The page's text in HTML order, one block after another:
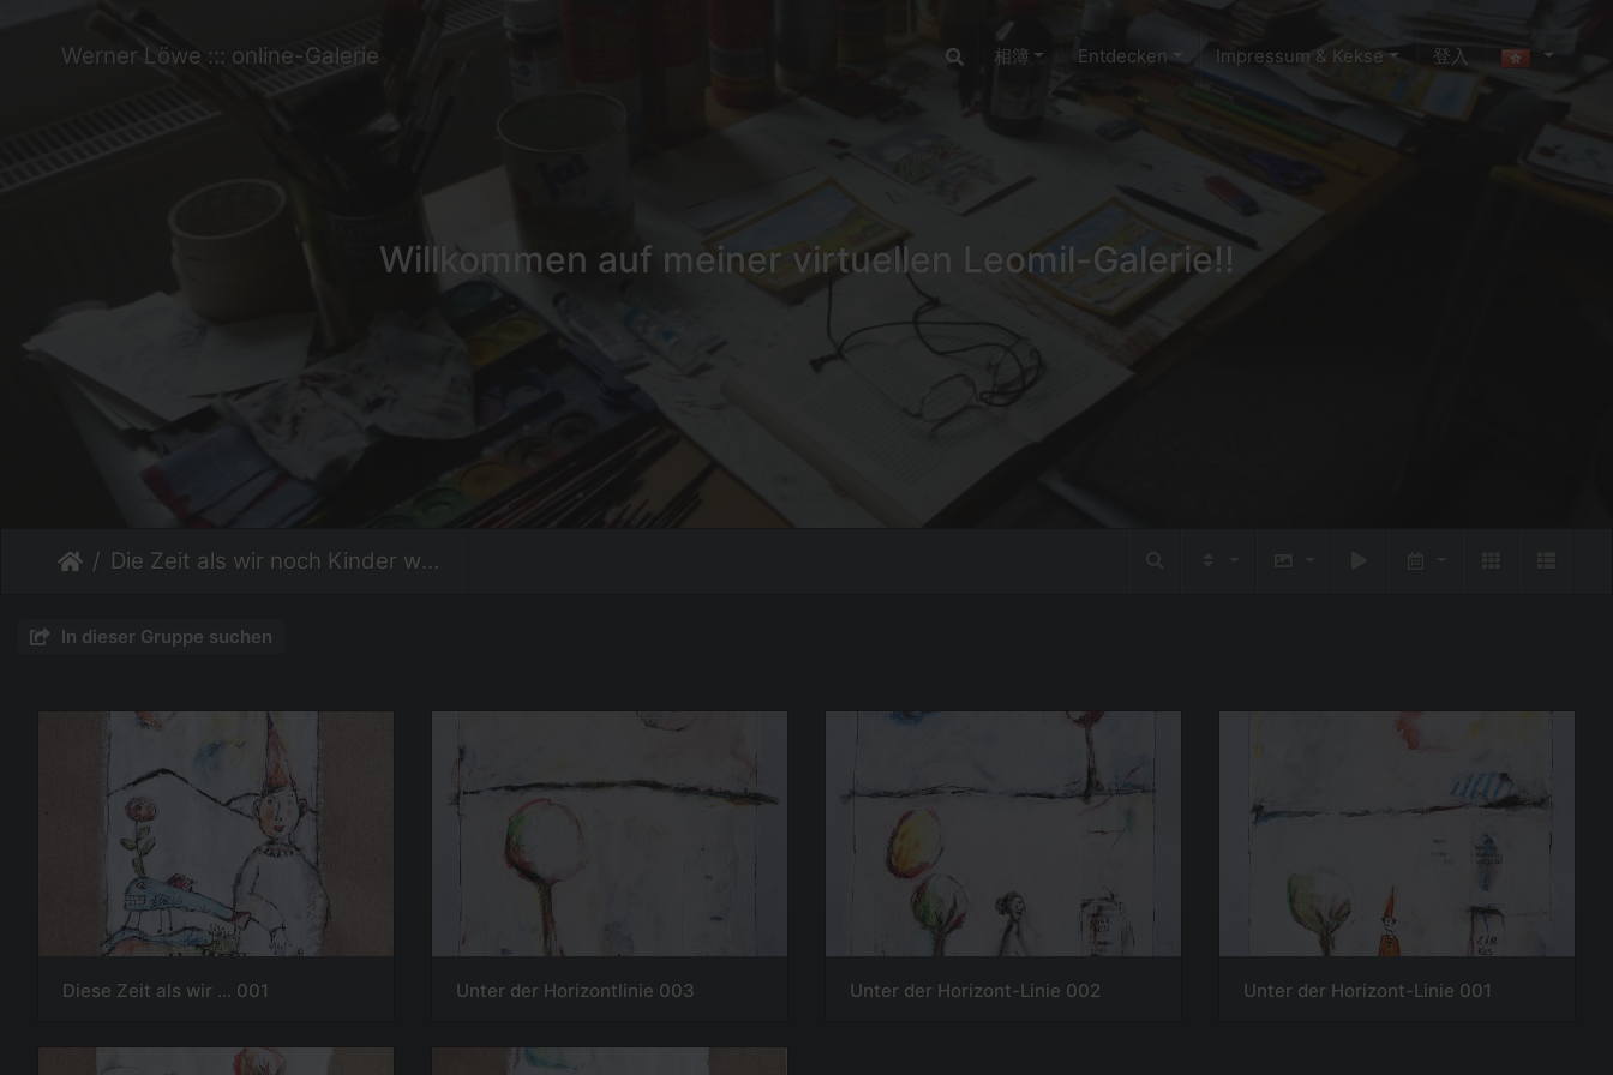
Werner Löwe ::: online-Galerie 相簿 Entdecken Impressum & Kekse 登入
Willkommen auf meiner virtuellen Leomil-Galerie!!
Die Zeit als wir noch Kinder waren
In dieser Gruppe suchen
Diese Zeit als wir ... 001 Unter der Horizontlinie 003 Unter der Horizont-Linie 002 Unter der Horizont-Linie 001